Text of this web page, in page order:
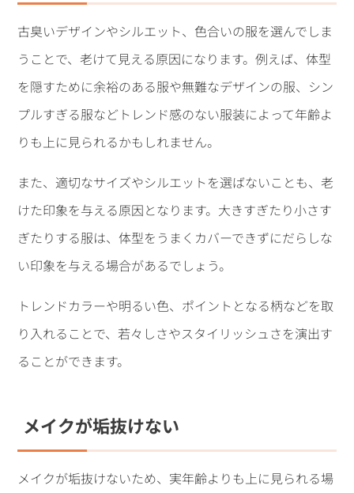
古臭いデザインやシルエット、色合いの服を選んでしま
うことで、老けて見える原因になります。例えば、体型
を隠すために余裕のある服や無難なデザインの服、シン
プルすぎる服などトレンド感のない服装によって年齢よ
りも上に見られるかもしれません。
また、適切なサイズやシルエットを選ばないことも、老
けた印象を与える原因となります。大きすぎたり小さす
ぎたりする服は、体型をうまくカバーできずにだらしな
い印象を与える場合があるでしょう。
トレンドカラーや明るい色、ポイントとなる柄などを取
り入れることで、若々しさやスタイリッシュさを演出す
ることができます。
メイクが垢抜けない
メイクが垢抜けないため、実年齢よりも上に見られる場